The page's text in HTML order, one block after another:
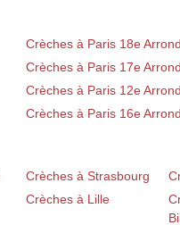
Crèches à Paris 18e
Crèches à Paris 17e
Crèches à Paris 12e
Crèches à Paris 16e
Crèches à Strasbourg
Crèches à Lille